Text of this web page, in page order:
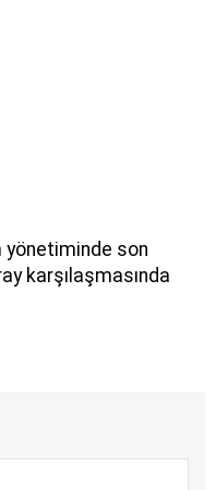
yönetiminde son
karşılaşmasında